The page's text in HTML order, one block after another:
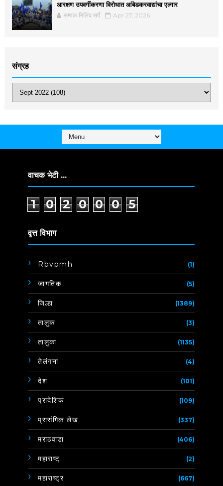
आरक्षण उपवर्गीकरणा विरोधात आंबेडकरवाद्यांचा एल्गार
सम्यक मिलिंद सर्पे Apr 27, 2026
संग्रह
वाचक भेटी ...
1 0 2 0 0 0 5
वृत्त विभाग
Rbvpmh (1)
जागतिक (5)
जिल्हा (1389)
तालुक (3)
तालुका (1135)
तेलंगना (4)
देश (101)
प्रादेशिक (109)
प्रासंगिक लेख (337)
मराठवाडा (406)
महाराष्ट् (2)
महाराष्ट्र (667)